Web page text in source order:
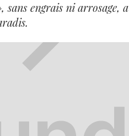
sans engrais ni arrosage, a